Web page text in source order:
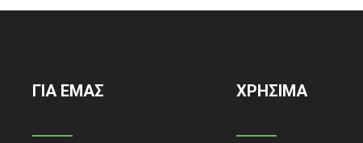
ΓΙΑ ΕΜΑΣ ΧΡΗΣΙΜΑ